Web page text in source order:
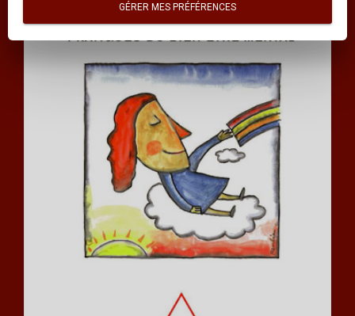
GÉRER MES PRÉFÉRENCES